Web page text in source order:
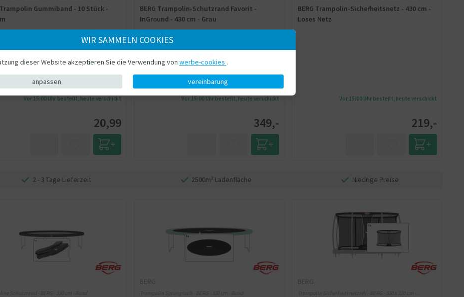
Trampolin Gummiband - 10 Stück -
Vor 15:00 Uhr bestellt, heute verschickt
20,99
BERG Trampolin-Schutzrand Favorit -
InGround - 430 cm - Grau
Vor 15:00 Uhr bestellt, heute verschickt
349,-
BERG Trampolin-Sicherheitsnetz - 430 cm -
Loses Netz
Vor 15:00 Uhr bestellt, heute verschickt
219,-
2 - 3 Tage Lieferzeit 2500m² Ladenfläche Niedrige Preise
Schutzrand - BERG - 330 cm - Rund
BERG
Trampolin Sprungtuch - BERG - 330 cm - Rund
BERG
Trampolin Sicherheitsnetzteil - BERG - 330 x 220 cm -
WIR SAMMELN COOKIES
dieser Website akzeptieren Sie die Verwendung von werbe-cookies .
anpassen vereinbarung